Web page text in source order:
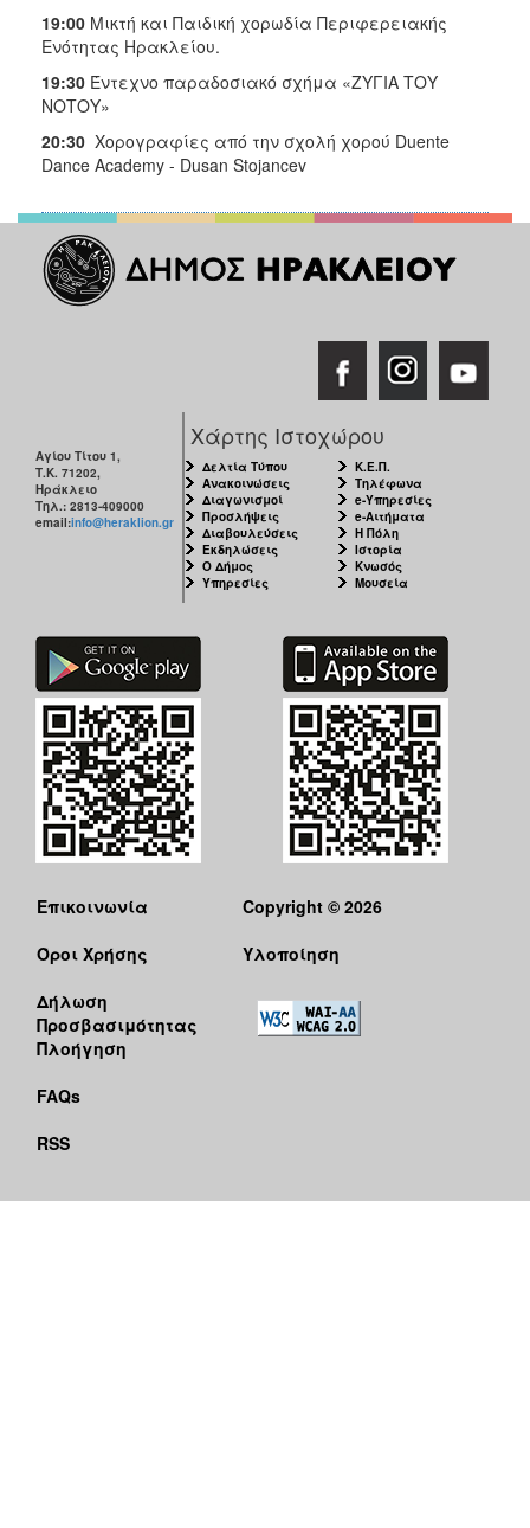
19:00 Μικτή και Παιδική χορωδία Περιφερειακής
Ενότητας Ηρακλείου.
19:30 Έντεχνο παραδοσιακό σχήμα «ΖΥΓΙΑ ΤΟΥ
ΝΟΤΟΥ»
20:30 Χορογραφίες από την σχολή χορού Duente
Dance Academy - Dusan Stojancev
Αγίου Τίτου 1,
Τ.Κ. 71202,
Ηράκλειο
Τηλ.: 2813-409000
email:info@heraklion.gr
Χάρτης Ιστοχώρου
Δελτία Τύπου
Ανακοινώσεις
Διαγωνισμοί
Προσλήψεις
Διαβουλεύσεις
Εκδηλώσεις
Ο Δήμος
Υπηρεσίες
Κ.Ε.Π.
Τηλέφωνα
e-Υπηρεσίες
e-Αιτήματα
Η Πόλη
Ιστορία
Κνωσός
Μουσεία
Επικοινωνία
Όροι Χρήσης
Δήλωση
Προσβασιμότητας
Πλοήγηση
FAQs
RSS
Copyright © 2026
Υλοποίηση